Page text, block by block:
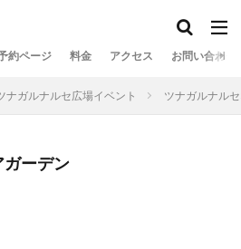
約ページ 料金 アクセス お問い合わせ
ナガルナルセ広場イベント ツナガルナル
ガーデン